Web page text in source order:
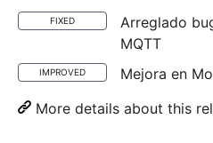
FIXED
Arreglado
MQTT
IMPROVED
Mejora en
More details about this